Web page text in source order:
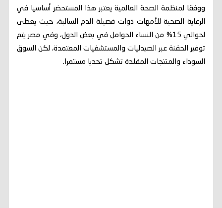
ووفقا لمنظمة الصحة العالمية يعتبر هذا المستحضر أساسيا في
الرعاية الصحية للأمهات ذوات فصيلة الدم السالبة، حيث يعطى
لحوالي 15% من النساء الحوامل في بعض الدول، وفي مصر يتم
توفير الحقنة عبر الصيدليات والمستشفيات المعتمدة، لكن السوق
السوداء والمنتجات المقلدة تشكل تحديا مستمرا.